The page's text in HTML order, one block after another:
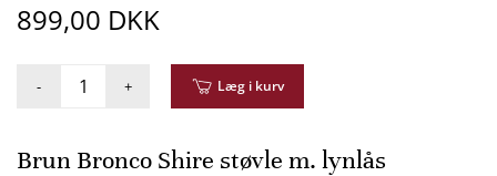
899,00 DKK
- + Læg i kurv
Brun Bronco Shire støvle m. lynlås